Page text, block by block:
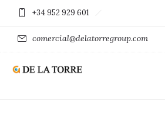
+34 952 929 601
comercial@delatorregroup.com